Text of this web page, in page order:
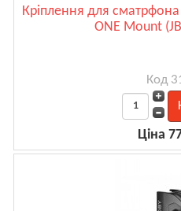
Кріплення для
ONE Mount
Код
Ціна